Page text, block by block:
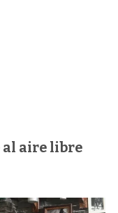
al aire libre